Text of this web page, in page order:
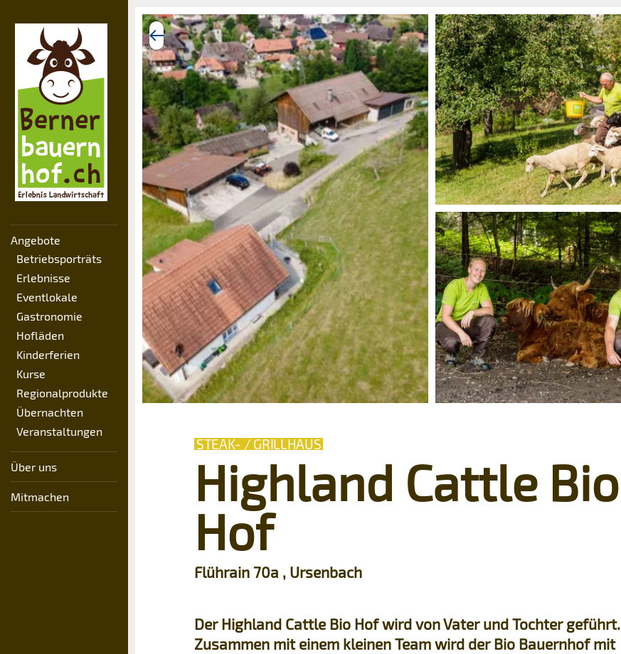
Angebote
Betriebsporträts
Erlebnisse
Eventlokale
Gastronomie
Hofläden
Kinderferien
Kurse
Regionalprodukte
Übernachten
Veranstaltungen
Über uns
Mitmachen
STEAK- / GRILLHAUS
Highland Cattle Bio
Hof
Flührain 70a , Ursenbach
Der Highland Cattle Bio Hof wird von Vater und Tochter geführt.
Zusammen mit einem kleinen Team wird der Bio Bauernhof mit